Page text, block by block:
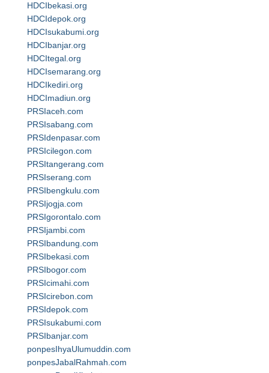
HDCIbekasi.org
HDCIdepok.org
HDCIsukabumi.org
HDCIbanjar.org
HDCItegal.org
HDCIsemarang.org
HDCIkediri.org
HDCImadiun.org
PRSIaceh.com
PRSIsabang.com
PRSIdenpasar.com
PRSIcilegon.com
PRSItangerang.com
PRSIserang.com
PRSIbengkulu.com
PRSIjogja.com
PRSIgorontalo.com
PRSIjambi.com
PRSIbandung.com
PRSIbekasi.com
PRSIbogor.com
PRSIcimahi.com
PRSIcirebon.com
PRSIdepok.com
PRSIsukabumi.com
PRSIbanjar.com
ponpesIhyaUlumuddin.com
ponpesJabalRahmah.com